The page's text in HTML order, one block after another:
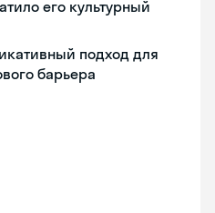
его культурный
подход для
барьера